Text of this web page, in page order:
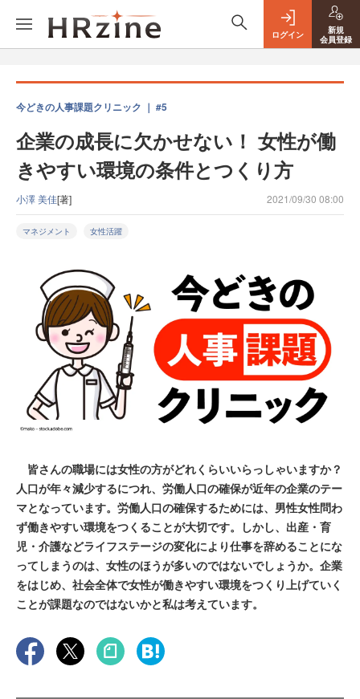
ログイン
新規
会員登録
今どきの人事課題クリニック ｜ #5
企業の成長に欠かせない！ 女性が働
きやすい環境の条件とつくり方
小澤 美佳[著] 2021/09/30 08:00
マネジメント 女性活躍
皆さんの職場には女性の方がどれくらいいらっしゃいますか？
人口が年々減少するにつれ、労働人口の確保が近年の企業のテー
マとなっています。労働人口の確保するためには、男性女性問わ
ず働きやすい環境をつくることが大切です。しかし、出産・育
児・介護などライフステージの変化により仕事を辞めることにな
ってしまうのは、女性のほうが多いのではないでしょうか。企業
をはじめ、社会全体で女性が働きやすい環境をつくり上げていく
ことが課題なのではないかと私は考えています。